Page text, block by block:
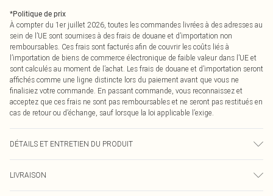
*Politique de prix
À compter du 1er juillet 2026, toutes les commandes livrées à des adresses au
sein de l’UE sont soumises à des frais de douane et d’importation non
remboursables. Ces frais sont facturés afin de couvrir les coûts liés à
l’importation de biens de commerce électronique de faible valeur dans l’UE et
sont calculés au moment de l’achat. Les frais de douane et d’importation seront
affichés comme une ligne distincte lors du paiement avant que vous ne
finalisiez votre commande. En passant commande, vous reconnaissez et
acceptez que ces frais ne sont pas remboursables et ne seront pas restitués en
cas de retour ou d’échange, sauf lorsque la loi applicable l’exige.
DÉTAILS ET ENTRETIEN DU PRODUIT
machine - Le mannequin porte une taille 10, taille approximative 1m63-1m68.
LIVRAISON